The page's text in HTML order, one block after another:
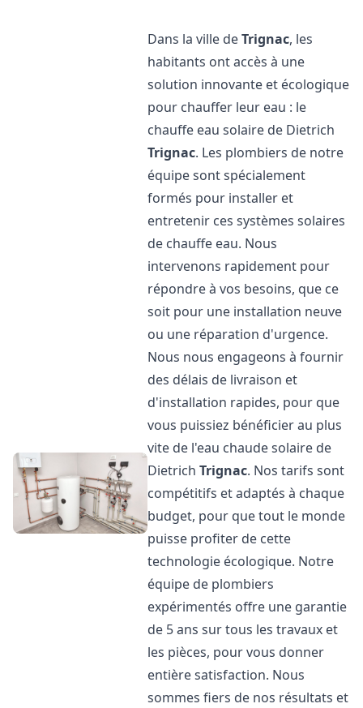
Dans la ville deTrignac, les
habitants ont accès à une
solution innovante et écologique
pour chauffer leur eau : le
chauffe eau solaire de Dietrich
Trignac. Les plombiers de notre
équipe sont spécialement
formés pour installer et
entretenir ces systèmes solaires
de chauffe eau. Nous
intervenons rapidement pour
répondre à vos besoins, que ce
soit pour une installation neuve
ou une réparation d'urgence.
Nous nous engageons à fournir
des délais de livraison et
d'installation rapides, pour que
vous puissiez bénéficier au plus
vite de l'eau chaude solaire de
DietrichTrignac. Nos tarifs sont
compétitifs et adaptés à chaque
budget, pour que tout le monde
puisse profiter de cette
technologie écologique. Notre
équipe de plombiers
expérimentés offre une garantie
de 5 ans sur tous les travaux et
les pièces, pour vous donner
entière satisfaction. Nous
sommes fiers de nos résultats et